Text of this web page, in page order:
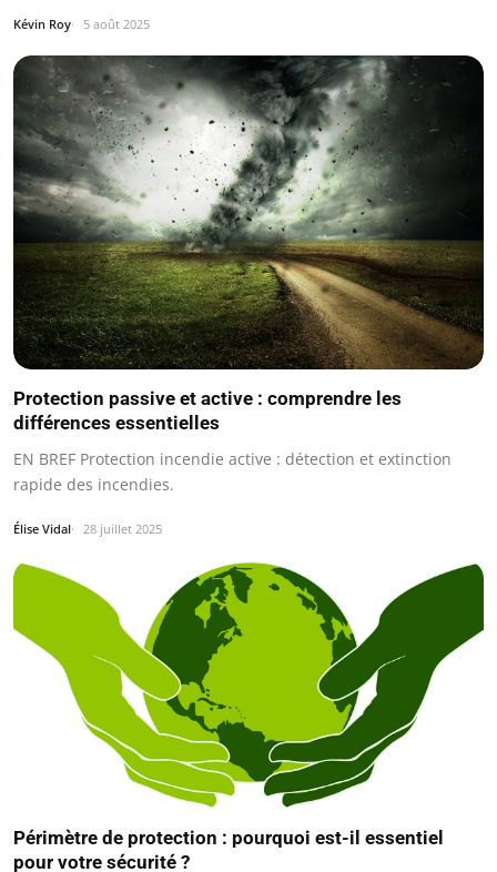
Kévin Roy 5 août 2025
Protection passive et active : comprendre les
différences essentielles
EN BREF Protection incendie active : détection et extinction
rapide des incendies.
Élise Vidal 28 juillet 2025
Périmètre de protection : pourquoi est-il essentiel
pour votre sécurité ?